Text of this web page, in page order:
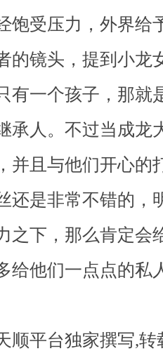
饱受压力，外界给
的镜头，提到小龙
有一个孩子，那就
承人。不过当成龙
并且与他们开心的
还是非常不错的，
之下，那么肯定会
给他们一点点的私
顺平台独家撰写,转